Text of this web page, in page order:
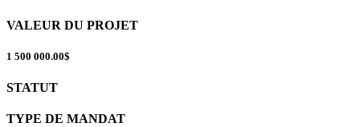
VALEUR DU PROJET
1 500 000.00$
STATUT
TYPE DE MANDAT